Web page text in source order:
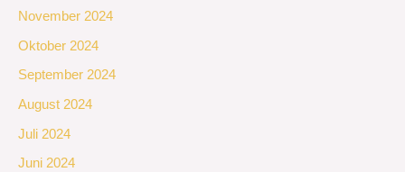
November 2024
Oktober 2024
September 2024
August 2024
Juli 2024
Juni 2024